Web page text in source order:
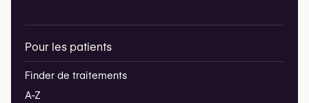
Pour les patients
Finder de traitements
A-Z